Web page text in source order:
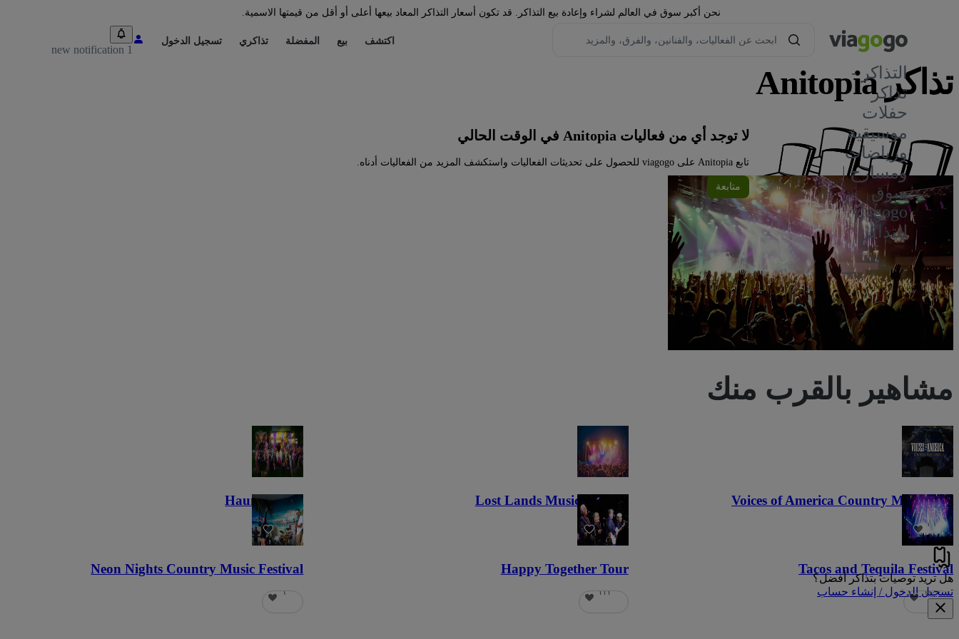
نحن أكبر سوق في العالم لشراء وإعادة بيع التذاكر. قد تكون أسعار التذاكر المعاد بيعها أعلى أو أقل من قيمتها الاسمية.
التذاكر -
تذاكر
حفلات
موسيقية
ورياضات
ومسارح |
سوق
viagogo
للتذاكر
اكتشف بيع المفضلة تذاكري تسجيل الدخول
1 new notification
تذاكر Anitopia
لا توجد أي من فعاليات Anitopia في الوقت الحالي
تابع Anitopia على viagogo للحصول على تحديثات الفعاليات واستكشف المزيد من الفعاليات أدناه.
متابعة
مشاهير بالقرب منك
Voices of America Country Music Fest
٣٦
Lost Lands Music Festival
١٢١
Haunted Fest
٥٨
Tacos and Tequila Festival
٦٩٠
Happy Together Tour
١١١
Neon Nights Country Music Festival
٦
هل تريد توصيات بتذاكر أفضل؟
تسجيل الدخول / إنشاء حساب